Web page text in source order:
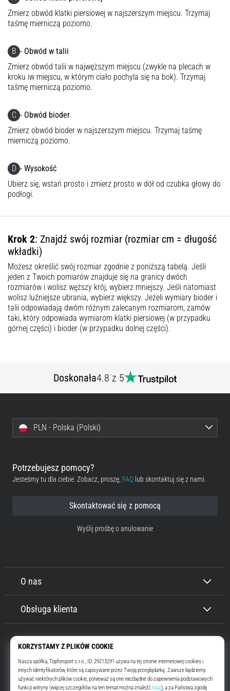
syndrom
pasma
biodrowo-
(ITBS),
to
niezwykle
powszechny
problem…
Pokaż
wszystkie
Zmierz obwód klatki piersiowej w najszerszym miejscu. Trzymaj
taśmę mierniczą poziomo.
B - Obwód w talii
Zmierz obwód talii w najwęższym miejscu (zwykle na plecach w
kroku iw miejscu, w którym ciało pochyla się na bok). Trzymaj
taśmę mierniczą poziomo.
C - Obwód bioder
Zmierz obwód bioder w najszerszym miejscu. Trzymaj taśmę
mierniczą poziomo.
D - Wysokość
Ubierz się, wstań prosto i zmierz prosto w dół od czubka głowy do
podłogi.
Krok 2: Znajdź swój rozmiar (rozmiar cm = długość
wkładki)
Możesz określić swój rozmiar zgodnie z poniższą tabelą. Jeśli
jeden z Twoich pomiarów znajduje się na granicy dwóch
rozmiarów i wolisz węższy krój, wybierz mniejszy. Jeśli natomiast
wolisz luźniejsze ubrania, wybierz większy. Jeżeli wymiary bioder i
talii odpowiadają dwóm różnym zalecanym rozmiarom, zamów
taki, który odpowiada wymiarom klatki piersiowej (w przypadku
górnej części) i bioder (w przypadku dolnej części).
Doskonała4.8 z 5
Top4Running.pl
Od ponad 16 lat motywujemy Cię do wyjścia i biegania. Szybciej. Z nami.
O nas
Obsługa klienta
PLN - Polska (Polski)
Potrzebujesz pomocy?
Jesteśmy tu dla ciebie. Zobacz, proszę, FAQ lub skontaktuj się z nami.
Skontaktować się z pomocą
Wyślij prośbę o anulowanie